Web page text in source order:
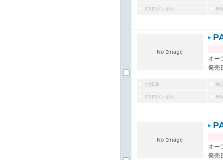
CADシンボル
オー
発売
仕様表 納
CADシンボル
オー
発売